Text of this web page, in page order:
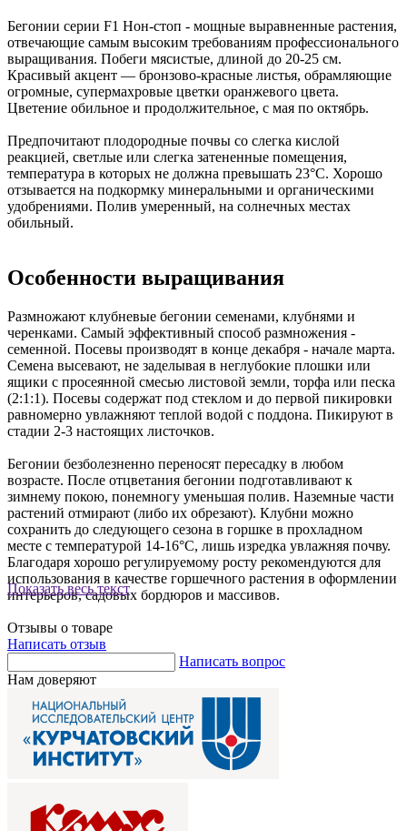
Показать весь текст
Бегонии серии F1 Нон-стоп - мощные выравненные растения,
отвечающие самым высоким требованиям профессионального
выращивания. Побеги мясистые, длиной до 20-25 см.
Красивый акцент — бронзово-красные листья, обрамляющие
огромные, супермахровые цветки оранжевого цвета.
Цветение обильное и продолжительное, с мая по октябрь.
Предпочитают плодородные почвы со слегка кислой
реакцией, светлые или слегка затененные помещения,
температура в которых не должна превышать 23°С. Хорошо
отзывается на подкормку минеральными и органическими
удобрениями. Полив умеренный, на солнечных местах
обильный.
Особенности выращивания
Размножают клубневые бегонии семенами, клубнями и
черенками. Самый эффективный способ размножения -
семенной. Посевы производят в конце декабря - начале марта.
Семена высевают, не заделывая в неглубокие плошки или
ящики с просеянной смесью листовой земли, торфа или песка
(2:1:1). Посевы содержат под стеклом и до первой пикировки
равномерно увлажняют теплой водой с поддона. Пикируют в
стадии 2-3 настоящих листочков.
Бегонии безболезненно переносят пересадку в любом
возрасте. После отцветания бегонии подготавливают к
зимнему покою, понемногу уменьшая полив. Наземные части
растений отмирают (либо их обрезают). Клубни можно
сохранить до следующего сезона в горшке в прохладном
месте с температурой 14-16°С, лишь изредка увлажняя почву.
Благодаря хорошо регулируемому росту рекомендуются для
использования в качестве горшечного растения в оформлении
интерьеров, садовых бордюров и массивов.
Отзывы о товаре
Написать отзыв
Написать вопрос
Нам доверяют